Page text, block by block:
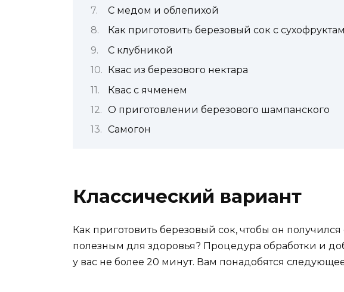
С медом и облепихой
Как приготовить березовый сок с
С клубникой
Квас из березового нектара
Квас с ячменем
О приготовлении березового шампанского
Самогон
Классический вариант
Как приготовить березовый сок, чтобы он
полезным для здоровья? Процедура обработки и
у вас не более 20 минут. Вам понадобятся